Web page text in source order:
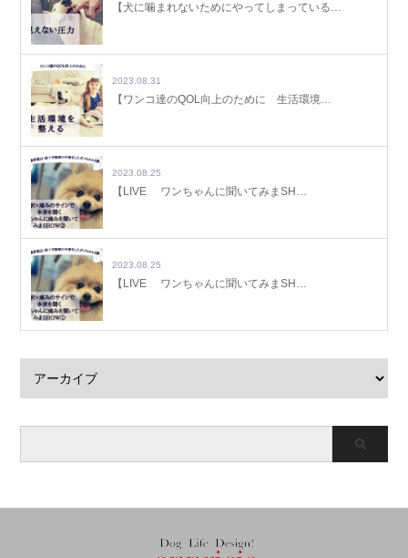
【犬に噛まれないためにやってしまっている…
2023.08.31
【ワンコ達のQOL向上のために 生活環境…
2023.08.25
【LIVE ワンちゃんに聞いてみまSH…
2023.08.25
【LIVE ワンちゃんに聞いてみまSH…